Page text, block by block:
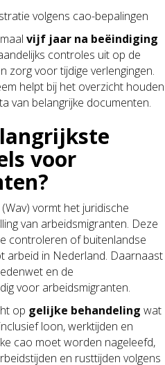
volgens cao-bepalingen
vijf jaar na beëindiging
controles uit op de
zorg voor tijdige verlengingen.
helpt bij het overzicht houden
van belangrijke documenten.
voor
vormt het juridische
van arbeidsmigranten. Deze
controleren of buitenlandse
arbeid in Nederland. Daarnaast
en de
voor arbeidsmigranten.
op gelijke behandeling wat
loon, werktijden en
cao moet worden nageleefd,
en rusttijden volgens